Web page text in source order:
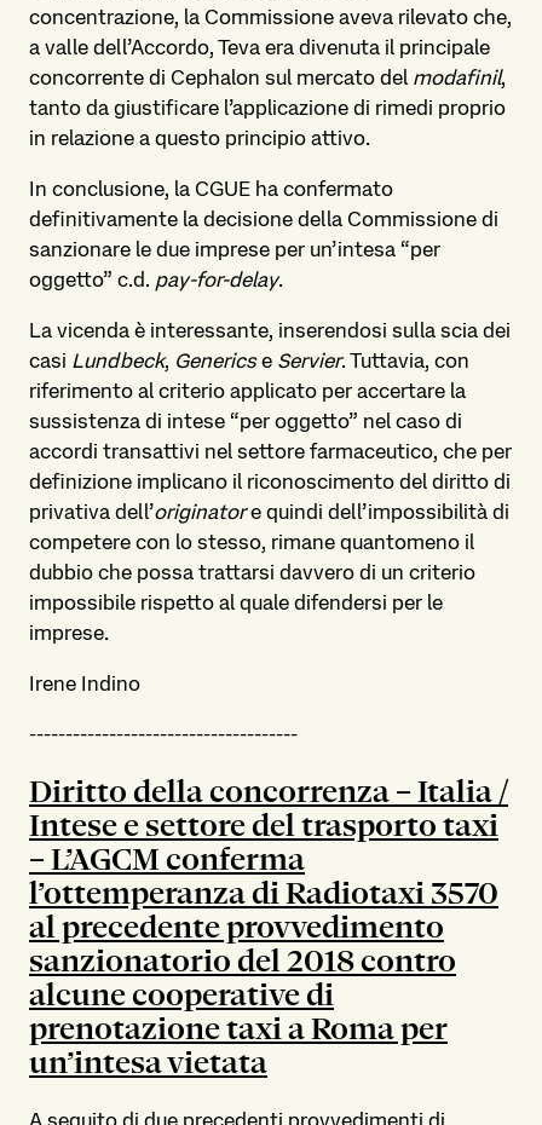
concentrazione, la Commissione aveva rilevato che,
a valle dell’Accordo, Teva era divenuta il principale
concorrente di Cephalon sul mercato del modafinil,
tanto da giustificare l’applicazione di rimedi proprio
in relazione a questo principio attivo.
In conclusione, la CGUE ha confermato
definitivamente la decisione della Commissione di
sanzionare le due imprese per un’intesa “per
oggetto” c.d. pay-for-delay.
La vicenda è interessante, inserendosi sulla scia dei
casi Lundbeck, Genericse Servier. Tuttavia, con
riferimento al criterio applicato per accertare la
sussistenza di intese “per oggetto” nel caso di
accordi transattivi nel settore farmaceutico, che per
definizione implicano il riconoscimento del diritto di
privativa dell’originatore quindi dell’impossibilità di
competere con lo stesso, rimane quantomeno il
dubbio che possa trattarsi davvero di un criterio
impossibile rispetto al quale difendersi per le
imprese.
Irene Indino
-------------------------------------
Diritto della concorrenza – Italia /
Intese e settore del trasporto taxi
– L’AGCM conferma
l’ottemperanza di Radiotaxi 3570
al precedente provvedimento
sanzionatorio del 2018 contro
alcune cooperative di
prenotazione taxi a Roma per
un’intesa vietata
A seguito di due precedenti provvedimenti di